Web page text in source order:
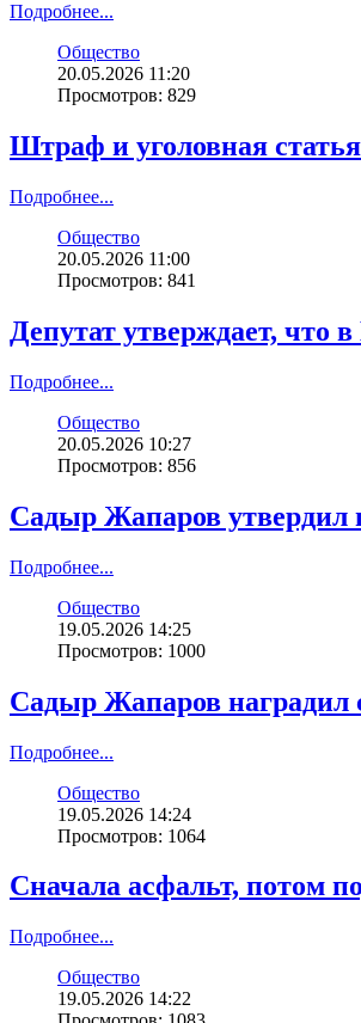
Подробнее...
Общество
20.05.2026 11:20
Просмотров: 829
Штраф и уголовная
Подробнее...
Общество
20.05.2026 11:00
Просмотров: 841
Депутат утверждает,
Подробнее...
Общество
20.05.2026 10:27
Просмотров: 856
Садыр Жапаров утвердил
Подробнее...
Общество
19.05.2026 14:25
Просмотров: 1000
Садыр Жапаров наградил
Подробнее...
Общество
19.05.2026 14:24
Просмотров: 1064
Сначала асфальт, потом
Подробнее...
Общество
19.05.2026 14:22